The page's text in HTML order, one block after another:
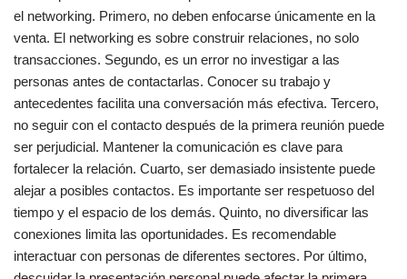
el networking. Primero, no deben enfocarse únicamente en la
venta. El networking es sobre construir relaciones, no solo
transacciones. Segundo, es un error no investigar a las
personas antes de contactarlas. Conocer su trabajo y
antecedentes facilita una conversación más efectiva. Tercero,
no seguir con el contacto después de la primera reunión puede
ser perjudicial. Mantener la comunicación es clave para
fortalecer la relación. Cuarto, ser demasiado insistente puede
alejar a posibles contactos. Es importante ser respetuoso del
tiempo y el espacio de los demás. Quinto, no diversificar las
conexiones limita las oportunidades. Es recomendable
interactuar con personas de diferentes sectores. Por último,